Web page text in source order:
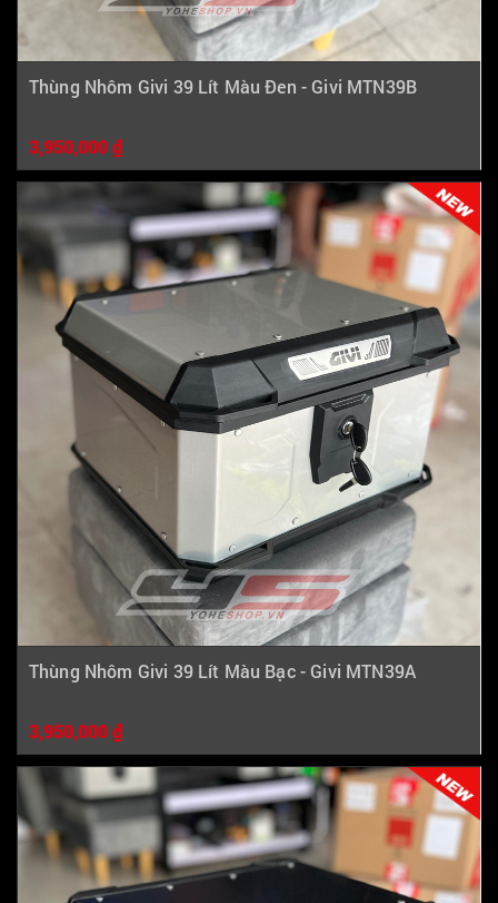
Thùng Nhôm Givi 39 Lít Màu Đen - Givi MTN39B
3,950,000 ₫
Thùng Nhôm Givi 39 Lít Màu Bạc - Givi MTN39A
3,950,000 ₫